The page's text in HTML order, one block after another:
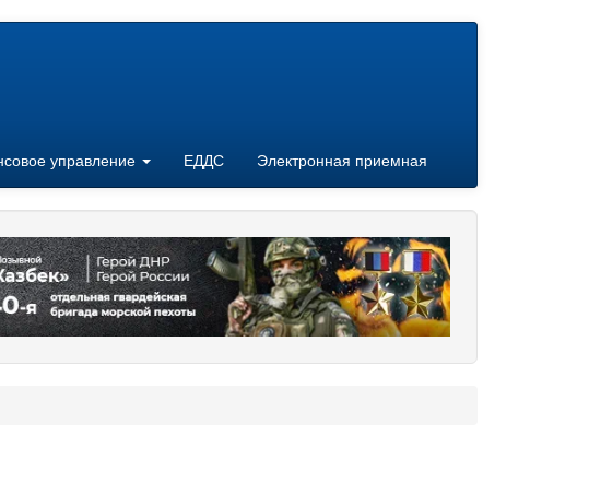
управление ЕДДС Электронная приемная